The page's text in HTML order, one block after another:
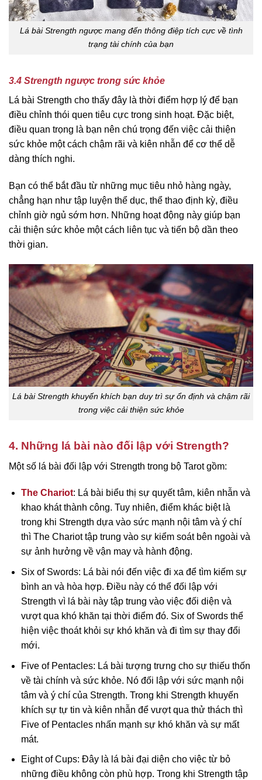
Lá bài Strength ngược mang đến thông điệp tích cực về tình
trạng tài chính của bạn
3.4 Strength ngược trong sức khỏe
Lá bài Strength cho thấy đây là thời điểm hợp lý để bạn
điều chỉnh thói quen tiêu cực trong sinh hoạt. Đặc biệt,
điều quan trọng là bạn nên chú trọng đến việc cải thiện
sức khỏe một cách chậm rãi và kiên nhẫn để cơ thể dễ
dàng thích nghi.
Bạn có thể bắt đầu từ những mục tiêu nhỏ hàng ngày,
chẳng hạn như tập luyện thể dục, thể thao định kỳ, điều
chỉnh giờ ngủ sớm hơn. Những hoạt động này giúp bạn
cải thiện sức khỏe một cách liên tục và tiến bộ dần theo
thời gian.
Lá bài Strength khuyến khích bạn duy trì sự ổn định và chậm rãi
trong việc cải thiện sức khỏe
4. Những lá bài nào đối lập với Strength?
Một số lá bài đối lập với Strength trong bộ Tarot gồm:
The Chariot: Lá bài biểu thị sự quyết tâm, kiên nhẫn và
khao khát thành công. Tuy nhiên, điểm khác biệt là
trong khi Strength dựa vào sức mạnh nội tâm và ý chí
thì The Chariot tập trung vào sự kiểm soát bên ngoài và
sự ảnh hưởng về vận may và hành động.
Six of Swords: Lá bài nói đến việc đi xa để tìm kiếm sự
bình an và hòa hợp. Điều này có thể đối lập với
Strength vì lá bài này tập trung vào việc đối diện và
vượt qua khó khăn tại thời điểm đó. Six of Swords thể
hiện việc thoát khỏi sự khó khăn và đi tìm sự thay đổi
mới.
Five of Pentacles: Lá bài tượng trưng cho sự thiếu thốn
về tài chính và sức khỏe. Nó đối lập với sức mạnh nội
tâm và ý chí của Strength. Trong khi Strength khuyến
khích sự tự tin và kiên nhẫn để vượt qua thử thách thì
Five of Pentacles nhấn mạnh sự khó khăn và sự mất
mát.
Eight of Cups: Đây là lá bài đại diện cho việc từ bỏ
những điều không còn phù hợp. Trong khi Strength tập